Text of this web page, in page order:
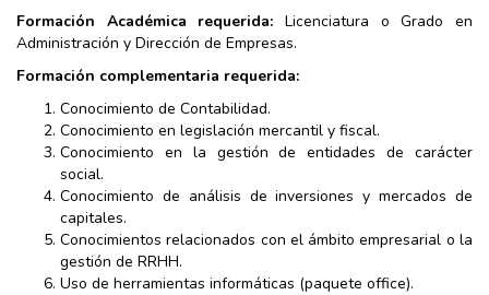
Formación Académica requerida: Licenciatura o Grado en
Administración y Dirección de Empresas.
Formación complementaria requerida:
Conocimiento de Contabilidad.
Conocimiento en legislación mercantil y fiscal.
Conocimiento en la gestión de entidades de carácter
social.
Conocimiento de análisis de inversiones y mercados de
capitales.
Conocimientos relacionados con el ámbito empresarial o la
gestión de RRHH.
Uso de herramientas informáticas (paquete office).